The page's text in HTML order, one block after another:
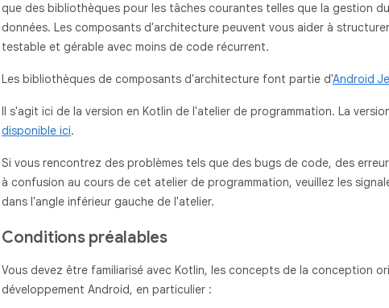
que des bibliothèques pour les tâches courantes telles que la gestion
données. Les composants d'architecture peuvent vous aider à
testable et gérable avec moins de code récurrent.
Les bibliothèques de composants d'architecture font partie d'Android
Il s'agit ici de la version en Kotlin de l'atelier de programmation. La
disponible ici.
Si vous rencontrez des problèmes tels que des bugs de code, des
à confusion au cours de cet atelier de programmation, veuillez les
dans l'angle inférieur gauche de l'atelier.
Conditions préalables
Vous devez être familiarisé avec Kotlin, les concepts de la conception
développement Android, en particulier :